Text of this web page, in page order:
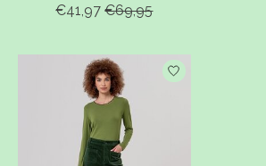
€41,97 €69,95